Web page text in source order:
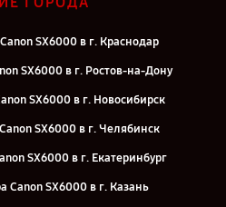
SX6000 в г. Краснодар
SX6000 в г. Ростов-на-Дону
SX6000 в г. Новосибирск
SX6000 в г. Челябинск
SX6000 в г. Екатеринбург
Canon SX6000 в г. Казань